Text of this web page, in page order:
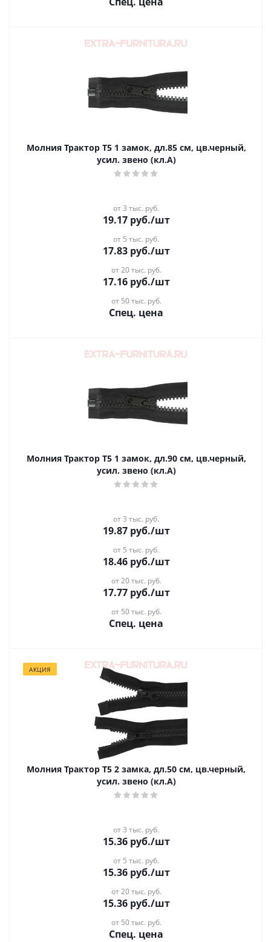
Молния Трактор Т5 1 замок, дл.85 см, цв.черный,
усил. звено (кл.А)
от 3 тыс. руб.
19.17руб./шт
от 5 тыс. руб.
17.83руб./шт
от 20 тыс. руб.
17.16руб./шт
от 50 тыс. руб.
Спец. цена
Молния Трактор Т5 1 замок, дл.90 см, цв.черный,
усил. звено (кл.А)
от 3 тыс. руб.
19.87руб./шт
от 5 тыс. руб.
18.46руб./шт
от 20 тыс. руб.
17.77руб./шт
от 50 тыс. руб.
Спец. цена
АКЦИЯ
Молния Трактор Т5 2 замка, дл.50 см, цв.черный,
усил. звено (кл.А)
от 3 тыс. руб.
15.36руб./шт
от 5 тыс. руб.
15.36руб./шт
от 20 тыс. руб.
15.36руб./шт
от 50 тыс. руб.
Спец. цена